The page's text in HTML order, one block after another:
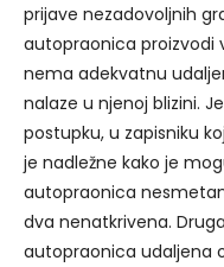
prijave nezadovoljnih
autopraonica proizvodi
nema adekvatnu
nalaze u njenoj blizini.
postupku, u zapisniku
je nadležne kako je
autopraonica
dva nenatkrivena.
autopraonica udaljena